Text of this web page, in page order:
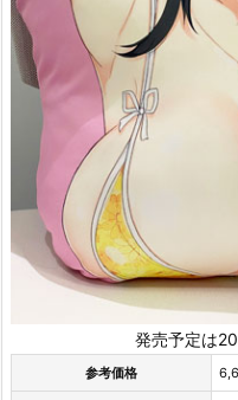
発売予定は
参考価格